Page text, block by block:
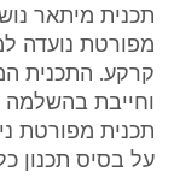
תכנית מיתאר
מפורטת נועדה
קרקע. התכנית
וחייבת בהשלמה
תכנית מפורטת
על בסיס תכנון